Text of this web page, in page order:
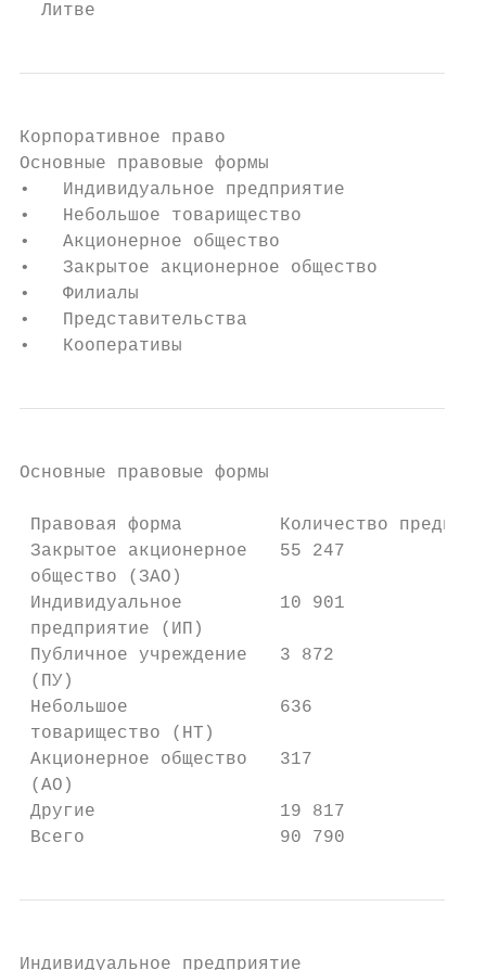
  Литве
Корпоративное право
Основные правовые формы
•   Индивидуальное предприятие
•   Небольшое товарищество
•   Акционерное общество
•   Закрытое акционерное общество
•   Филиалы
•   Представительства
•   Кооперативы
Основные правовые формы
Правовая форма         Количество
Закрытое акционерное   55 247
общество (ЗАО)
Индивидуальное         10 901
предприятие (ИП)
Публичное учреждение   3 872
(ПУ)
Небольшое              636
товарищество (НТ)
Акционерное общество   317
(АО)
Другие                 19 817
Всего                  90 790
Индивидуальное предприятие